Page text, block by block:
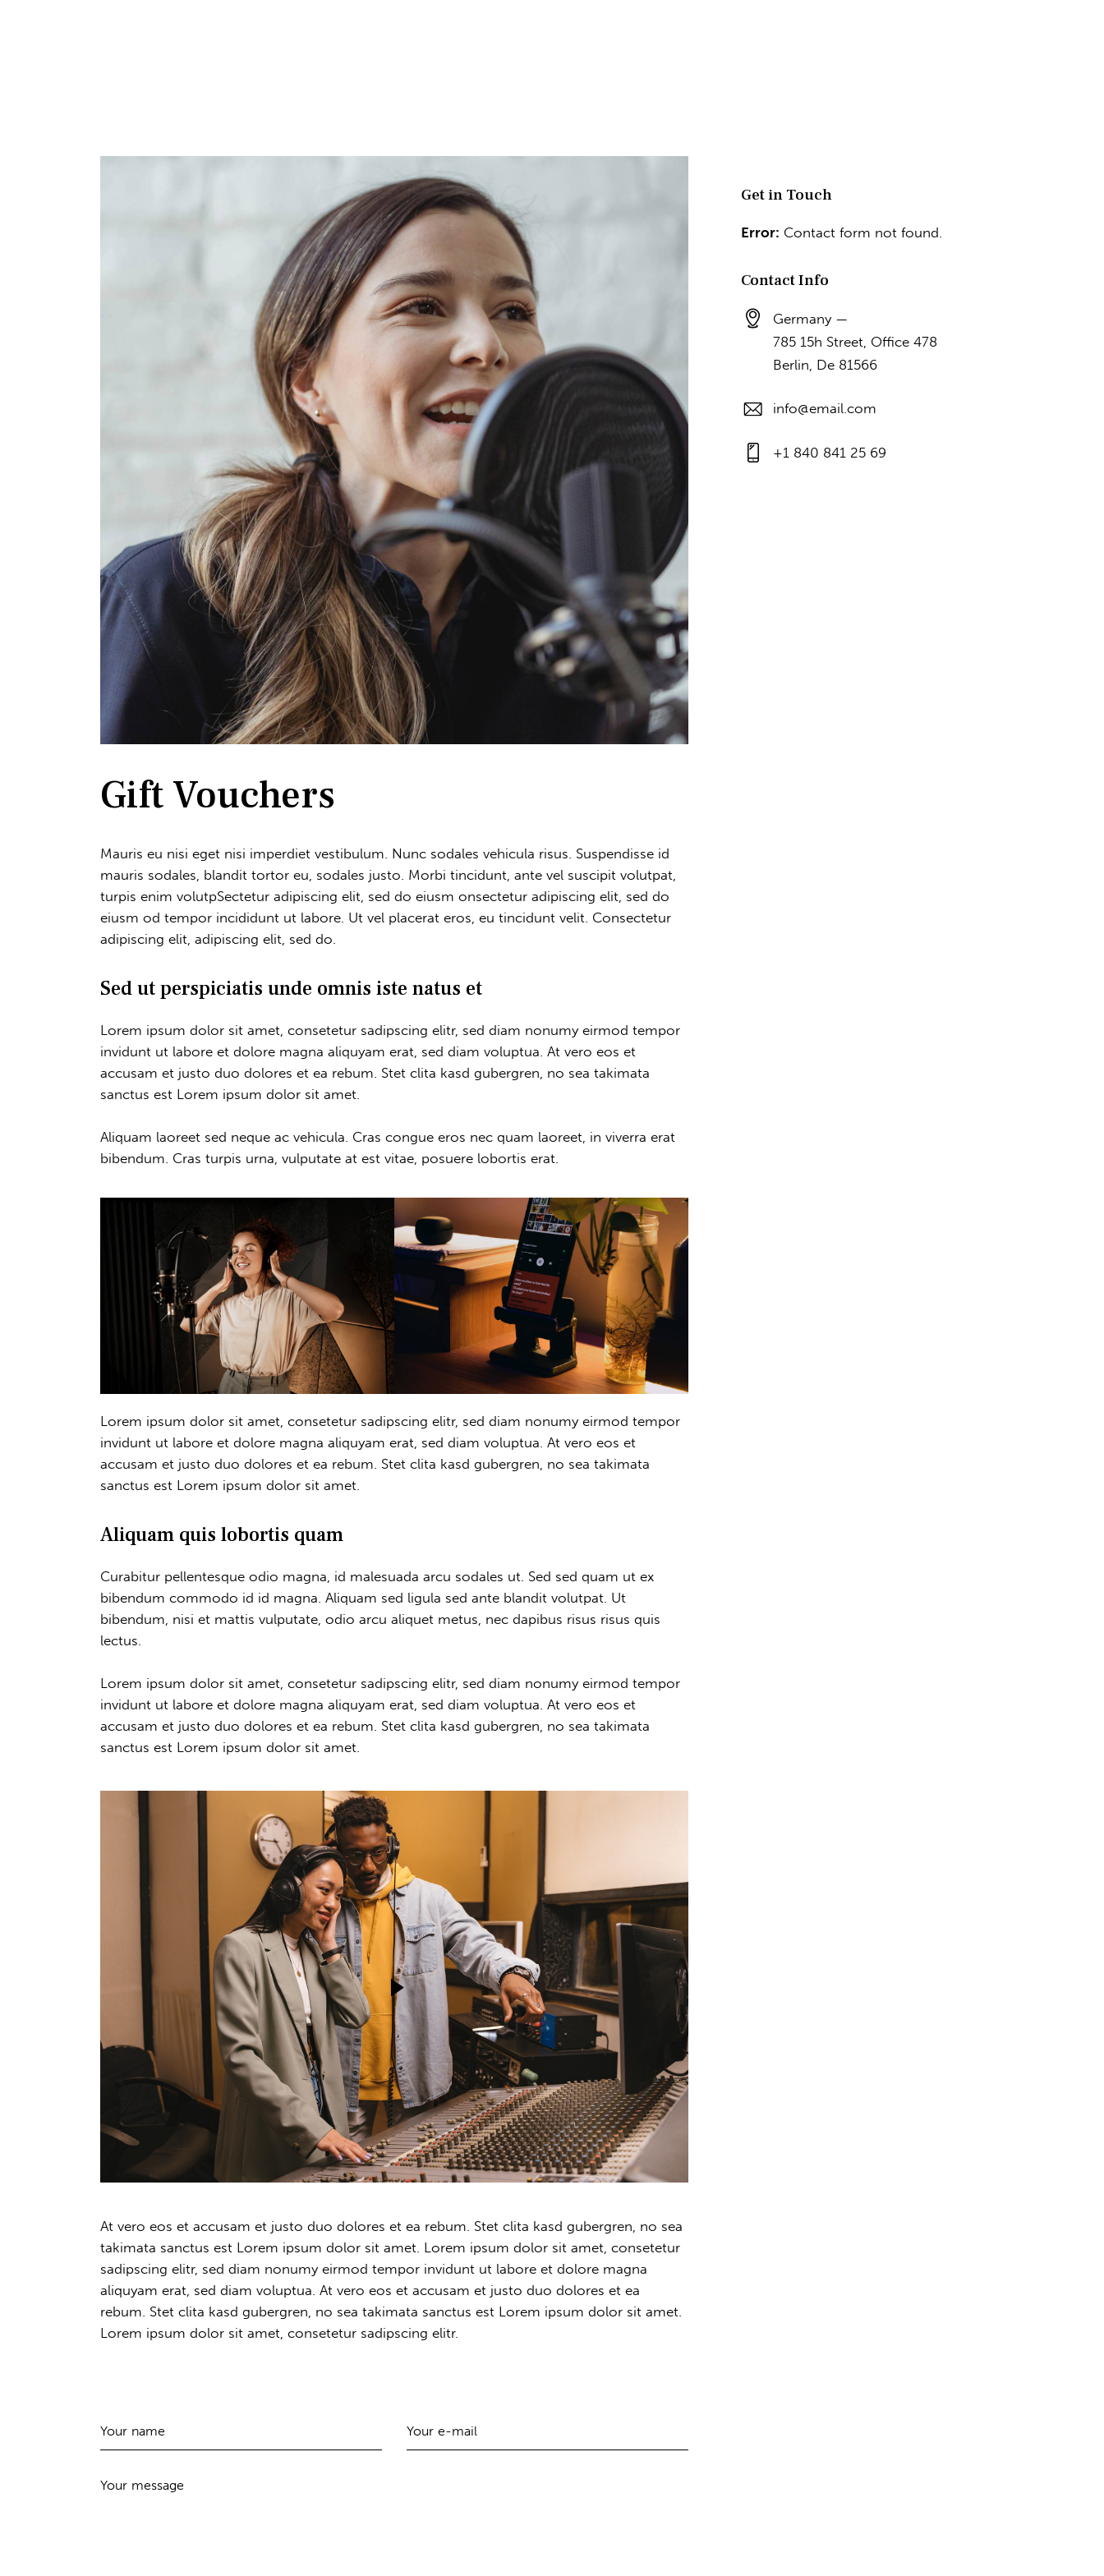
Gift Vouchers
Mauris eu nisi eget nisi imperdiet vestibulum. Nunc sodales vehicula risus. Suspendisse id
mauris sodales, blandit tortor eu, sodales justo. Morbi tincidunt, ante vel suscipit volutpat,
turpis enim volutpSectetur adipiscing elit, sed do eiusm onsectetur adipiscing elit, sed do
eiusm od tempor incididunt ut labore. Ut vel placerat eros, eu tincidunt velit. Consectetur
adipiscing elit, adipiscing elit, sed do.
Sed ut perspiciatis unde omnis iste natus et
Lorem ipsum dolor sit amet, consetetur sadipscing elitr, sed diam nonumy eirmod tempor
invidunt ut labore et dolore magna aliquyam erat, sed diam voluptua. At vero eos et
accusam et justo duo dolores et ea rebum. Stet clita kasd gubergren, no sea takimata
sanctus est Lorem ipsum dolor sit amet.
Aliquam laoreet sed neque ac vehicula. Cras congue eros nec quam laoreet, in viverra erat
bibendum. Cras turpis urna, vulputate at est vitae, posuere lobortis erat.
Lorem ipsum dolor sit amet, consetetur sadipscing elitr, sed diam nonumy eirmod tempor
invidunt ut labore et dolore magna aliquyam erat, sed diam voluptua. At vero eos et
accusam et justo duo dolores et ea rebum. Stet clita kasd gubergren, no sea takimata
sanctus est Lorem ipsum dolor sit amet.
Aliquam quis lobortis quam
Curabitur pellentesque odio magna, id malesuada arcu sodales ut. Sed sed quam ut ex
bibendum commodo id id magna. Aliquam sed ligula sed ante blandit volutpat. Ut
bibendum, nisi et mattis vulputate, odio arcu aliquet metus, nec dapibus risus risus quis
lectus.
Lorem ipsum dolor sit amet, consetetur sadipscing elitr, sed diam nonumy eirmod tempor
invidunt ut labore et dolore magna aliquyam erat, sed diam voluptua. At vero eos et
accusam et justo duo dolores et ea rebum. Stet clita kasd gubergren, no sea takimata
sanctus est Lorem ipsum dolor sit amet.
At vero eos et accusam et justo duo dolores et ea rebum. Stet clita kasd gubergren, no sea
takimata sanctus est Lorem ipsum dolor sit amet. Lorem ipsum dolor sit amet, consetetur
sadipscing elitr, sed diam nonumy eirmod tempor invidunt ut labore et dolore magna
aliquyam erat, sed diam voluptua. At vero eos et accusam et justo duo dolores et ea
rebum. Stet clita kasd gubergren, no sea takimata sanctus est Lorem ipsum dolor sit amet.
Lorem ipsum dolor sit amet, consetetur sadipscing elitr.
Get in Touch
Error: Contact form not found.
Contact Info
Germany —
785 15h Street, Office 478
Berlin, De 81566
info@email.com
+1 840 841 25 69